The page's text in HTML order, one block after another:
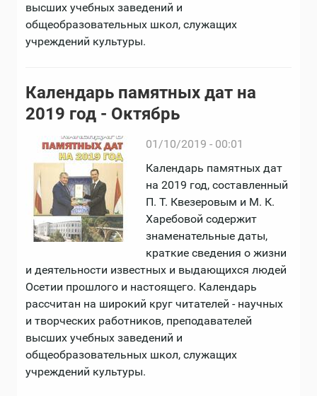
высших учебных заведений и
общеобразовательных школ, служащих
учреждений культуры.
Календарь памятных дат на
2019 год - Октябрь
01/10/2019 - 00:01
Календарь памятных дат
на 2019 год, составленный
П. Т. Квезеровым и М. К.
Харебовой содержит
знаменательные даты,
краткие сведения о жизни
и деятельности известных и выдающихся людей
Осетии прошлого и настоящего. Календарь
рассчитан на широкий круг читателей - научных
и творческих работников, преподавателей
высших учебных заведений и
общеобразовательных школ, служащих
учреждений культуры.